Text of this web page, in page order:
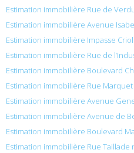
Estimation immobilière Rue de
Estimation immobilière Avenue
Estimation immobilière Impasse
Estimation immobilière Rue de
Estimation immobilière Boulevard
Estimation immobilière Rue
Estimation immobilière Avenue
Estimation immobilière Avenue de
Estimation immobilière Boulevard
Estimation immobilière Rue Taillade